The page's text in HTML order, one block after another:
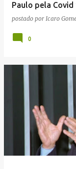
Paulo pela Covid
postado por Icaro
0